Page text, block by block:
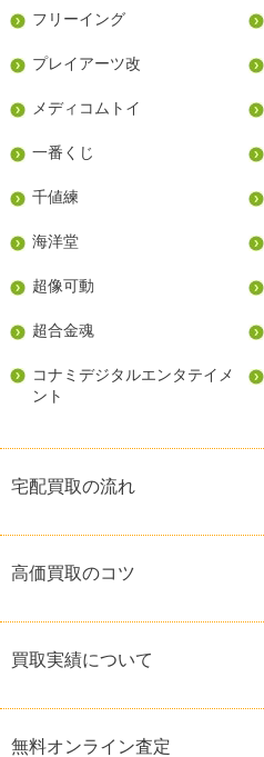
フリーイング
プレイアーツ改
メディコムトイ
一番くじ
千値練
海洋堂
超像可動
超合金魂
コナミデジタルエンタテイメ
ント
宅配買取の流れ
高価買取のコツ
買取実績について
無料オンライン査定